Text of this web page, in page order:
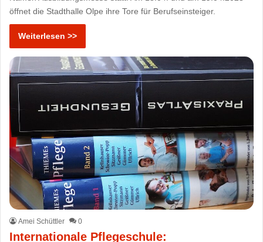
öffnet die Stadthalle Olpe ihre Tore für Berufseinsteiger.
Weiterlesen >>
Amei Schüttler 0
Internationale Pflegeschule: